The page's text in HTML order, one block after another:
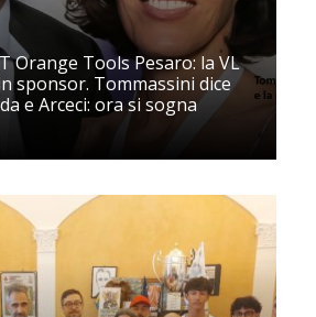
Orange Tools Pesaro: la VL
sponsor. Tommassini dice
e Arceci: ora si sogna